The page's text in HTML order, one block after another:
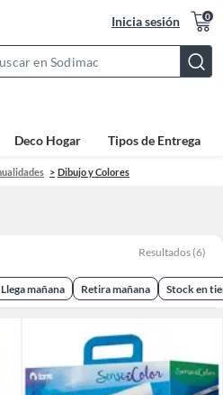
Inicia sesión 0
Bar
Deco Hogar Tipos de Entrega
Dibujo y Colores
Resultados (6)
Llega mañana Retira mañana Stock en